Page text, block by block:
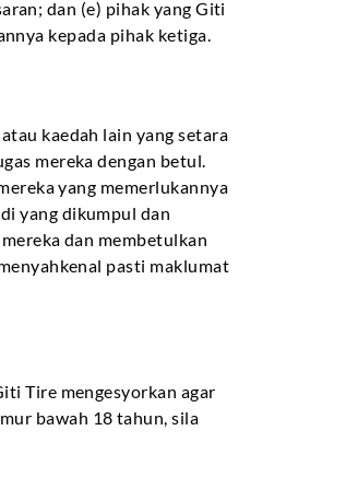
dan (e) pihak yang Giti
kepada pihak ketiga.
kaedah lain yang setara
mereka dengan betul.
yang memerlukannya
yang dikumpul dan
dan membetulkan
pasti maklumat
Tire mengesyorkan agar
bawah 18 tahun, sila